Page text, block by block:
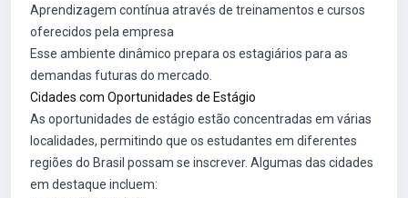
Aprendizagem contínua através de treinamentos e cursos
oferecidos pela empresa
Esse ambiente dinâmico prepara os estagiários para as
demandas futuras do mercado.
Cidades com Oportunidades de Estágio
As oportunidades de estágio estão concentradas em várias
localidades, permitindo que os estudantes em diferentes
regiões do Brasil possam se inscrever. Algumas das cidades
em destaque incluem: